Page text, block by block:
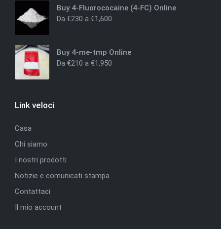
Buy 4-Fluorococaine (4-FC) Online
Da €230 a €1,600
Buy 4-me-tmp Online
Da €210 a €1,950
Link veloci
Casa
Chi siamo
I nostri prodotti
Notizie e comunicati stampa
Contattaci
Il mio account